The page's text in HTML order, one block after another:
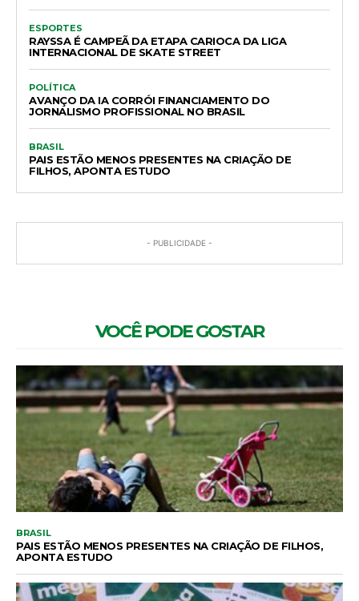
ESPORTES
RAYSSA É CAMPEÃ DA ETAPA CARIOCA DA LIGA
INTERNACIONAL DE SKATE STREET
POLÍTICA
AVANÇO DA IA CORRÓI FINANCIAMENTO DO
JORNALISMO PROFISSIONAL NO BRASIL
BRASIL
PAIS ESTÃO MENOS PRESENTES NA CRIAÇÃO DE
FILHOS, APONTA ESTUDO
- PUBLICIDADE -
VOCÊ PODE GOSTAR
BRASIL
PAIS ESTÃO MENOS PRESENTES NA CRIAÇÃO DE FILHOS,
APONTA ESTUDO